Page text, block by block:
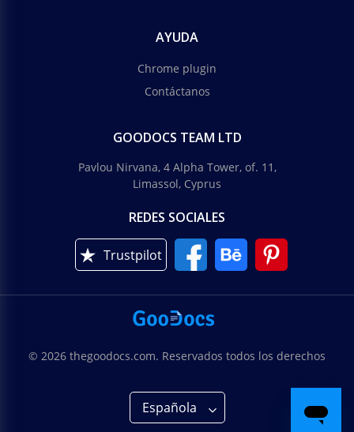
AYUDA
Chrome plugin
Contáctanos
GOODOCS TEAM LTD
Pavlou Nirvana, 4 Alpha Tower, of. 11,
Limassol, Cyprus
REDES SOCIALES
Trustpilot
© 2026 thegoodocs.com. Reservados todos los derechos
Española